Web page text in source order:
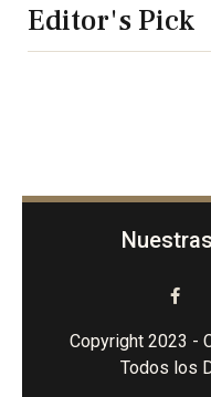
Editor's Pick
Copyright 2023 -
Todos los